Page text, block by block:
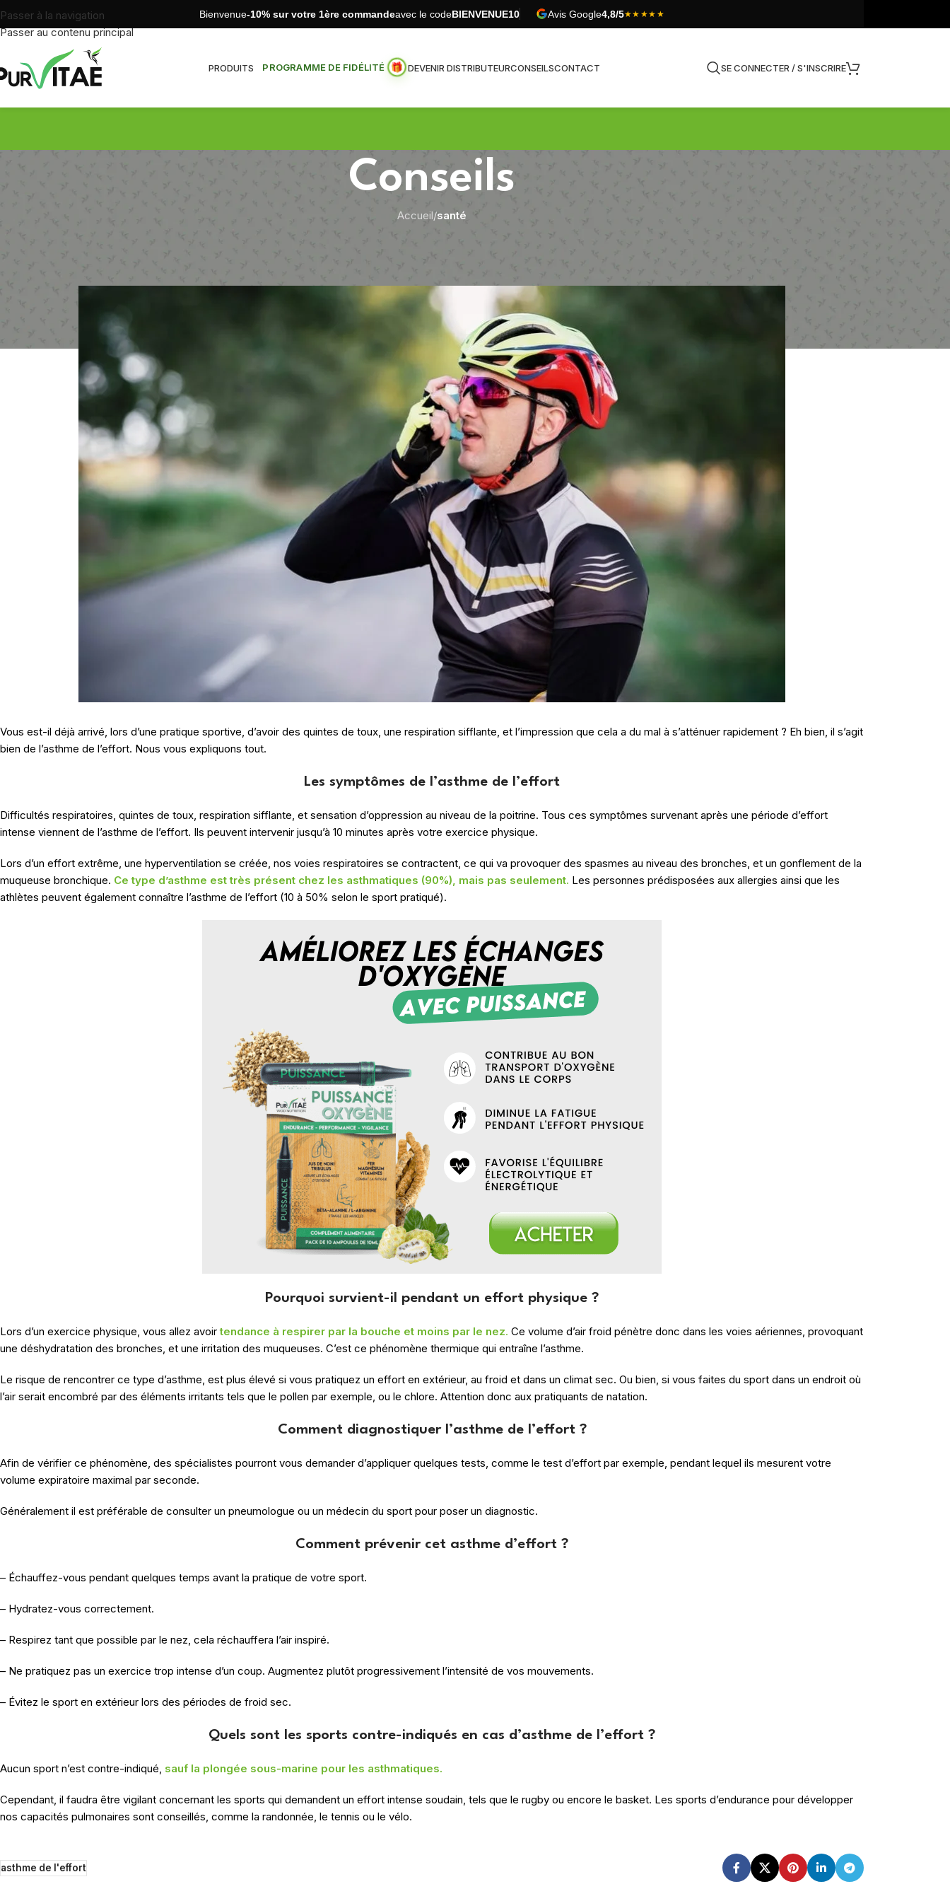
Passer à la navigation
Passer au contenu principal
Bienvenue-10% sur votre 1ère commandeavec le codeBIENVENUE10 Avis Google4,8/5★★★★★
PRODUITS
MINCEUR ET PERTE DE POIDS
Draineur Détox
MEILLEUR VENTE
Combustion
Coupe Faim Mécanique Bio
FOOD
Farine de Fève Bio
65% DE PROTÉINES !
Sucre de Datte
Pancakes protéinés
BIENTÔT
Explorez des astuces et des
Conseils minceur et
PROGRAMME DE FIDÉLITÉ DEVENIR DISTRIBUTEURCONSEILSCONTACT SE CONNECTER / S'INSCRIRE
Conseils
Accueil/santé
Vous est-il déjà arrivé, lors d’une pratique sportive, d’avoir des quintes de toux, une respiration sifflante, et l’impression que cela a du mal à s’atténuer rapidement ? Eh bien, il s’agit
bien de l’asthme de l’effort. Nous vous expliquons tout.
Les symptômes de l’asthme de l’effort
Difficultés respiratoires, quintes de toux, respiration sifflante, et sensation d’oppression au niveau de la poitrine. Tous ces symptômes survenant après une période d’effort
intense viennent de l’asthme de l’effort. Ils peuvent intervenir jusqu’à 10 minutes après votre exercice physique.
Lors d’un effort extrême, une hyperventilation se créée, nos voies respiratoires se contractent, ce qui va provoquer des spasmes au niveau des bronches, et un gonflement de la
muqueuse bronchique. Ce type d’asthme est très présent chez les asthmatiques (90%), mais pas seulement. Les personnes prédisposées aux allergies ainsi que les
athlètes peuvent également connaître l’asthme de l’effort (10 à 50% selon le sport pratiqué).
Pourquoi survient-il pendant un effort physique ?
Lors d’un exercice physique, vous allez avoirtendance à respirer par la bouche et moins par le nez. Ce volume d’air froid pénètre donc dans les voies aériennes, provoquant
une déshydratation des bronches, et une irritation des muqueuses. C’est ce phénomène thermique qui entraîne l’asthme.
Le risque de rencontrer ce type d’asthme, est plus élevé si vous pratiquez un effort en extérieur, au froid et dans un climat sec. Ou bien, si vous faites du sport dans un endroit où
l’air serait encombré par des éléments irritants tels que le pollen par exemple, ou le chlore. Attention donc aux pratiquants de natation.
Comment diagnostiquer l’asthme de l’effort ?
Afin de vérifier ce phénomène, des spécialistes pourront vous demander d’appliquer quelques tests, comme le test d’effort par exemple, pendant lequel ils mesurent votre
volume expiratoire maximal par seconde.
Généralement il est préférable de consulter un pneumologue ou un médecin du sport pour poser un diagnostic.
Comment prévenir cet asthme d’effort ?
– Échauffez-vous pendant quelques temps avant la pratique de votre sport.
– Hydratez-vous correctement.
– Respirez tant que possible par le nez, cela réchauffera l’air inspiré.
– Ne pratiquez pas un exercice trop intense d’un coup. Augmentez plutôt progressivement l’intensité de vos mouvements.
– Évitez le sport en extérieur lors des périodes de froid sec.
Quels sont les sports contre-indiqués en cas d’asthme de l’effort ?
Aucun sport n’est contre-indiqué, sauf la plongée sous-marine pour les asthmatiques.
Cependant, il faudra être vigilant concernant les sports qui demandent un effort intense soudain, tels que le rugby ou encore le basket. Les sports d’endurance pour développer
nos capacités pulmonaires sont conseillés, comme la randonnée, le tennis ou le vélo.
asthme de l'effort